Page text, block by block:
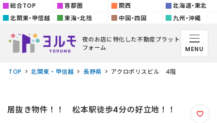
総合TOP 首都圏 関西
北海道・東北
北関東・甲信越
東海・北陸 中国・四国 九州・沖縄
夜のお店に特化した不動産プラット
フォーム
MENU
TOP 北関東・甲信越 長野県 アクロポリスビル 4階
居抜き物件！！ 松本駅徒歩4分の好立地！！